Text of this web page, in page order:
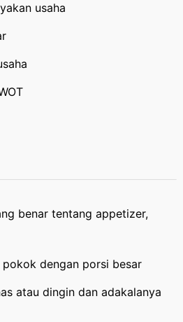
usaha
benar tentang appetizer,
dengan porsi besar
atau dingin dan adakalanya